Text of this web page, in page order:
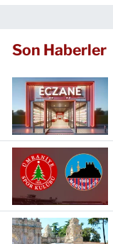
Son Haberler